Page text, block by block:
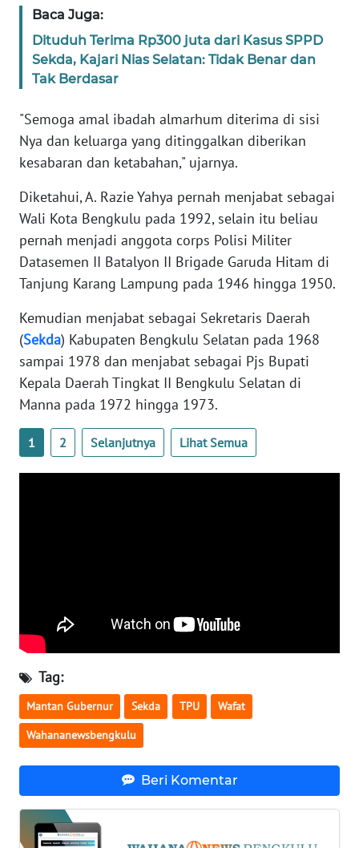
Baca Juga:
Dituduh Terima Rp300 juta dari Kasus SPPD
Sekda, Kajari Nias Selatan: Tidak Benar dan
Tak Berdasar
"Semoga amal ibadah almarhum diterima di sisi
Nya dan keluarga yang ditinggalkan diberikan
kesabaran dan ketabahan," ujarnya.
Diketahui, A. Razie Yahya pernah menjabat sebagai
Wali Kota Bengkulu pada 1992, selain itu beliau
pernah menjadi anggota corps Polisi Militer
Datasemen II Batalyon II Brigade Garuda Hitam di
Tanjung Karang Lampung pada 1946 hingga 1950.
Kemudian menjabat sebagai Sekretaris Daerah
(Sekda) Kabupaten Bengkulu Selatan pada 1968
sampai 1978 dan menjabat sebagai Pjs Bupati
Kepala Daerah Tingkat II Bengkulu Selatan di
Manna pada 1972 hingga 1973.
1 2 Selanjutnya Lihat Semua
Tag:
Mantan Gubernur Sekda TPU Wafat
Wahananewsbengkulu
Beri Komentar
WN
PAPUA
BARAT
RIAU
WN
JAMBI
WN
WN
NTB
WN
WN
WN
BENGKULU
WN
WN
JATENG